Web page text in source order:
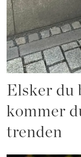
Elsker du
kommer
trenden